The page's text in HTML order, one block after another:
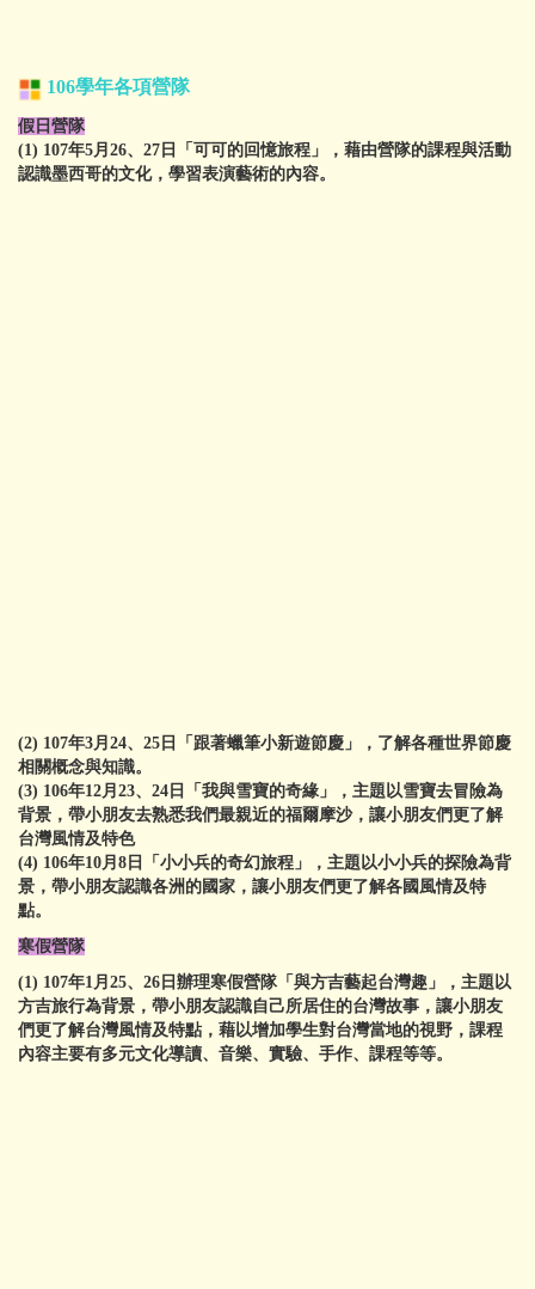
106學年各項營隊
假日營隊
(1) 107年5月26、27日「可可的回憶旅程」，藉由營隊的課程與活動
認識墨西哥的文化，學習表演藝術的內容。
(2) 107年3月24、25日「跟著蠟筆小新遊節慶」，了解各種世界節慶
相關概念與知識。
(3) 106年12月23、24日「我與雪寶的奇緣」，主題以雪寶去冒險為
背景，帶小朋友去熟悉我們最親近的福爾摩沙，讓小朋友們更了解
台灣風情及特色
(4) 106年10月8日「小小兵的奇幻旅程」，主題以小小兵的探險為背
景，帶小朋友認識各洲的國家，讓小朋友們更了解各國風情及特
點。
寒假營隊
(1) 107年1月25、26日辦理寒假營隊「與方吉藝起台灣趣 」
，主題以
方吉旅行為背景，帶小朋友認識自己所居住的台灣故事，讓小朋友
們更了解台灣風情及特點，藉以增加學生對台灣當地的視野，課程
內容主要有多元文化導讀、音樂、實驗、手作、課程等等。